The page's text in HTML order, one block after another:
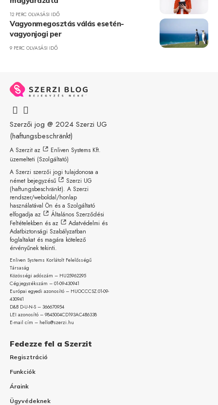
12 PERC OLVASÁSI IDŐ
Vagyonmegosztás válás esetén-
vagyonjogi per
9 PERC OLVASÁSI IDŐ
Szerzői jog @ 2024 Szerzi UG
(haftungsbeschränkt)
A Szerzit az
Enliven Systems Kft.
üzemelteti (Szolgáltató)
A Szerzi szerzői jogi tulajdonosa a
német bejegyzésű
Szerzi UG
(haftungsbeschränkt). A Szerzi
rendszer/weboldal/honlap
használatával Ön és a Szolgáltató
elfogadja az
Általános Szerződési
Feltételekben és az
Adatvédelmi és
Adatbiztonsági Szabályzatban
foglaltakat és magára kötelező
érvényűnek tekinti.
Enliven Systems Korlátolt Felelősségű
Társaság
Közösségi adószám – HU25962295
Cégjegyzékszám – 01-09-430941
Európai egyedi azonosító – HUOCCCSZ.01-09-
430941
D&B D-U-N-S – 366670954
LEI azonosító – 9845004CD193AC4B6338
E-mail cím – hello@szerzi.hu
Fedezze fel a Szerzit
Regisztráció
Funkciók
Áraink
Ügyvédeknek